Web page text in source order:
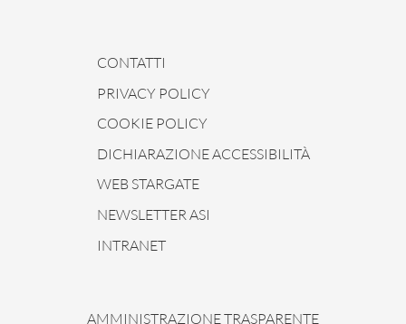
CONTATTI
PRIVACY POLICY
COOKIE POLICY
DICHIARAZIONE ACCESSIBILITÀ
WEB STARGATE
NEWSLETTER ASI
INTRANET
AMMINISTRAZIONE TRASPARENTE